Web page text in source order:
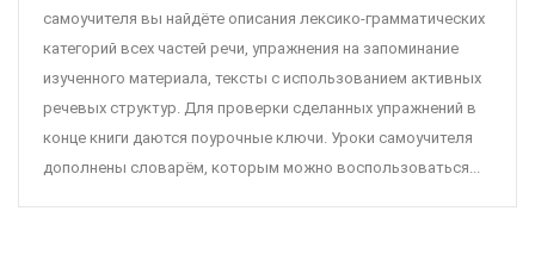
самоучителя вы найдёте описания лексико-грамматических
категорий всех частей речи, упражнения на запоминание
изученного материала, тексты с использованием активных
речевых структур. Для проверки сделанных упражнений в
конце книги даются поурочные ключи. Уроки самоучителя
дополнены словарём, которым можно воспользоваться...